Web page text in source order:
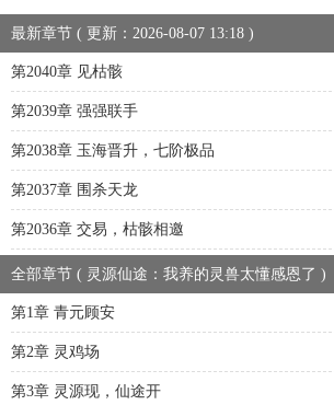
最新章节 ( 更新：2026-08-07 13:18 )
第2040章 见枯骸
第2039章 强强联手
第2038章 玉海晋升，七阶极品
第2037章 围杀天龙
第2036章 交易，枯骸相邀
全部章节 ( 灵源仙途：我养的灵兽太懂感恩了 )
第1章 青元顾安
第2章 灵鸡场
第3章 灵源现，仙途开